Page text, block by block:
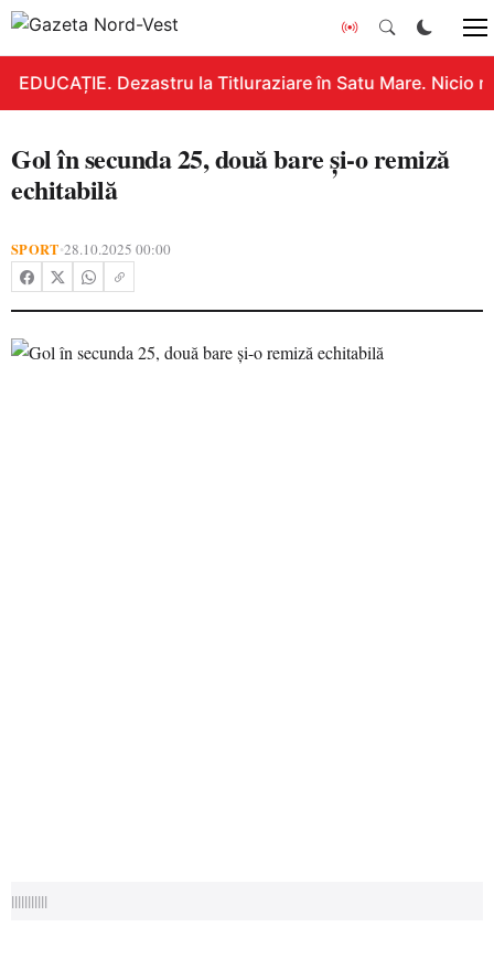
EDUCAȚIE. Dezastru la Titluraziare în Satu Mare. Nicio
Gol în secunda 25, două bare și-o remiză
echitabilă
SPORT•28.10.2025 00:00
|||||||||||